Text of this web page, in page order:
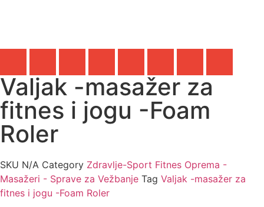
Valjak -masažer za
fitnes i jogu -Foam
Roler
SKU N/A Category Zdravlje-Sport Fitnes Oprema -
Masažeri - Sprave za Vežbanje Tag Valjak -masažer za
fitnes i jogu -Foam Roler